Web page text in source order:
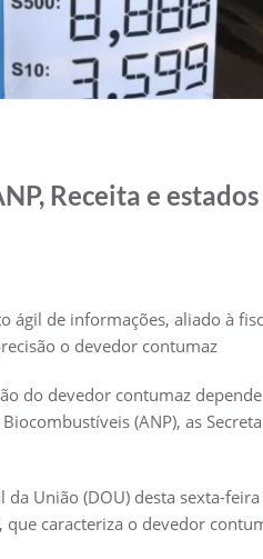
Receita e
de informações, aliado à
o devedor contumaz
do devedor contumaz
(ANP), as
União (DOU) desta sexta-
caracteriza o devedor